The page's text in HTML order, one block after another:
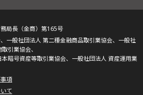
局長（金商）第165号
一般社団法人 第二種金融商品取引業協会、一般社
引業協会、
本暗号資産等取引業協会、一般社団法人 資産運用業
項
て